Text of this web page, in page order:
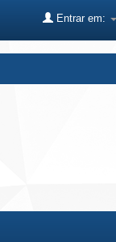
Entrar em: